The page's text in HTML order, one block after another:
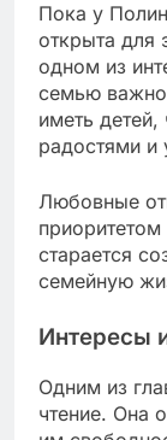
Пока у
открыта для
одном из
семью
иметь
радостями и
Любовные
старается
семейную
Интересы
Одним из
чтение. Она